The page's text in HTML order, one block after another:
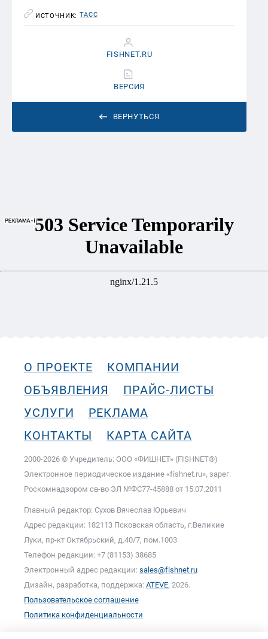
ИСТОЧНИК: ТАСС
ВЕРНУТЬСЯ
FISHNET.RU
ВЕРСИЯ
О ПРОЕКТЕ
КОМПАНИИ
ОБЪЯВЛЕНИЯ
ПРАЙС-ЛИСТЫ
УСЛУГИ
РЕКЛАМА
КОНТАКТЫ
КАРТА САЙТА
2000-2026 © Учредитель: ООО «ФИШНЕТ» (FISHNET®)
Электронное периодическое издание «fishnet.ru», зарег.
Роскомнадзором cв-во ЭЛ №ФС77-45888 от 15.07.2011
Главный редактор: Сухов Вячеслав Юрьевич
Адрес редакции: 182113 Псковская область, г.Великие
Луки, пр-кт Октябрьский, д.40/7, пом.1003
Телефон редакции: +7 (81153) 38685
Электронный адрес редакции: sales@fishnet.ru
Дизайн, разработка, поддержка: ATEVE, 2026.
Пользовательское соглашение
Политика конфиденциальности